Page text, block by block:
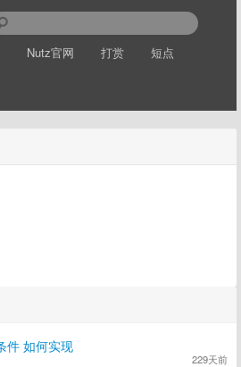
Nutz官网 打赏 短点
229天前
件 如何实现